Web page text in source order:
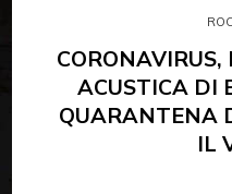
ACUSTICA DI
QUARANTENA
IL